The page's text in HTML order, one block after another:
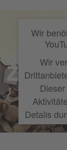
Wir
Wir
Details
des